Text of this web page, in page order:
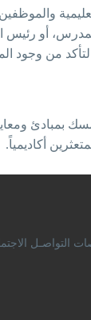
أو رئيس
من وجود
ومعايير
أكاديمياً.
التواصـل